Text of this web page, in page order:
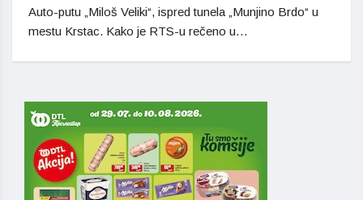
Auto-putu „Miloš Veliki“, ispred tunela „Munjino Brdo“ u
mestu Krstac. Kako je RTS-u rečeno u…